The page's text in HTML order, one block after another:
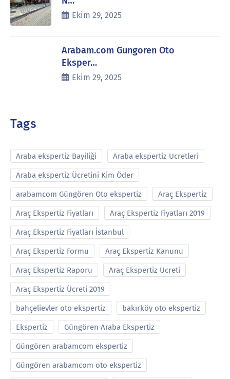
Ekim 29, 2025
Arabam.com Güngören Oto
Eksper…
Ekim 29, 2025
Tags
Araba ekspertiz Bayiliği Araba ekspertiz Ucretleri
Araba ekspertiz Ücretini Kim Öder
arabamcom Güngören Oto ekspertiz Araç Ekspertiz
Araç Ekspertiz Fiyatları Araç Ekspertiz Fiyatları 2019
Araç Ekspertiz Fiyatları İstanbul
Araç Ekspertiz Formu Araç Ekspertiz Kanunu
Araç Ekspertiz Raporu Araç Ekspertiz Ucreti
Araç Ekspertiz Ücreti 2019
bahçelievler oto ekspertiz bakırköy oto ekspertiz
Ekspertiz Güngören Araba Ekspertiz
Güngören arabamcom ekspertiz
Güngören arabamcom oto ekspertiz